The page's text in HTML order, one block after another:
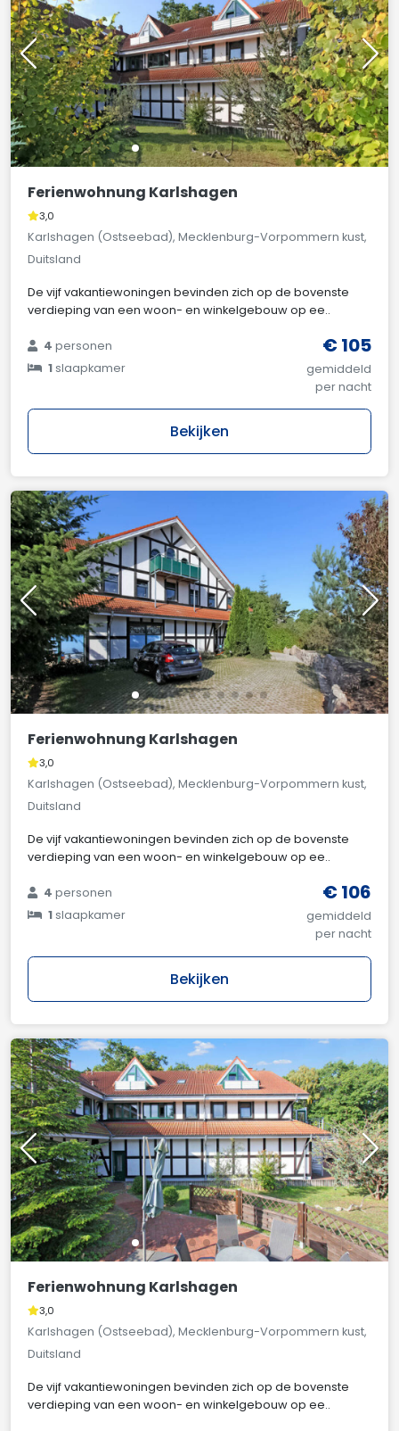
Ferienwohnung Karlshagen
3,0
Karlshagen (Ostseebad), Mecklenburg-Vorpommern kust,
Duitsland
De vijf vakantiewoningen bevinden zich op de bovenste
verdieping van een woon- en winkelgebouw op ee..
4personen
1slaapkamer
€ 105
gemiddeld
per nacht
Bekijken
Ferienwohnung Karlshagen
3,0
Karlshagen (Ostseebad), Mecklenburg-Vorpommern kust,
Duitsland
De vijf vakantiewoningen bevinden zich op de bovenste
verdieping van een woon- en winkelgebouw op ee..
4personen
1slaapkamer
€ 106
gemiddeld
per nacht
Bekijken
Ferienwohnung Karlshagen
3,0
Karlshagen (Ostseebad), Mecklenburg-Vorpommern kust,
Duitsland
De vijf vakantiewoningen bevinden zich op de bovenste
verdieping van een woon- en winkelgebouw op ee..